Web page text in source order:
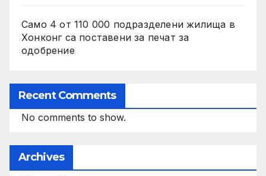
Само 4 от 110 000 подразделени жилища в
Хонконг са поставени за печат за
одобрение
Recent Comments
No comments to show.
Archives